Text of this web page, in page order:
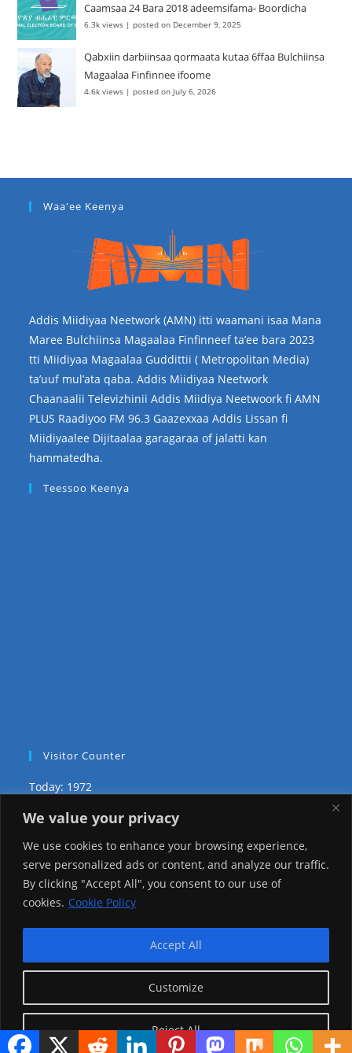
We value your privacy
We use cookies to enhance your browsing experience,
serve personalized ads or content, and analyze our traffic.
By clicking "Accept All", you consent to our use of
cookies. Cookie Policy
Customize
Reject All
Accept All
Caamsaa 24 Bara 2018 adeemsifama- Boordicha
6.3k views |posted on December 9, 2025
Qabxiin darbiinsaa qormaata kutaa 6ffaa Bulchiinsa
Magaalaa Finfinnee ifoome
4.6k views |posted on July 6, 2026
Waa'ee Keenya
Addis Miidiyaa Neetwork (AMN) itti waamani isaa Mana
Maree Bulchiinsa Magaalaa Finfinneef ta’ee bara 2023
tti Miidiyaa Magaalaa Guddittii ( Metropolitan Media)
ta’uuf mul’ata qaba. Addis Miidiyaa Neetwork
Chaanaalii Televizhinii Addis Miidiya Neetwoork fi AMN
PLUS Raadiyoo FM 96.3 Gaazexxaa Addis Lissan fi
Miidiyaalee Dijitaalaa garagaraa of jalatti kan
hammatedha.
Teessoo Keenya
Visitor Counter
Today: 1972
Yesterday: 2148
This Week: 20928
This Month: 70201
1218020
Reserved.